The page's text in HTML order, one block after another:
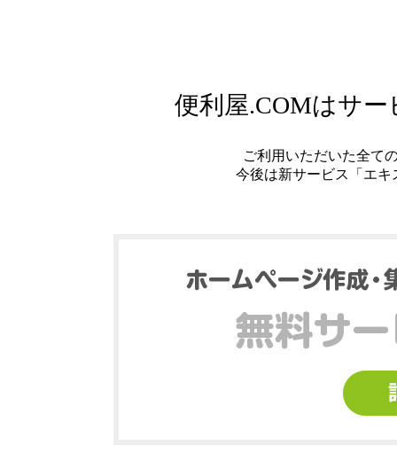
便利屋.COMはサ
ご利用いただいた全て
今後は新サービス「エ